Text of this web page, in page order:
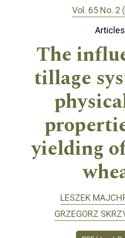
Vol. 65 No. 2
Articles
The
tillage
yielding
LESZEK
GRZEGORZ